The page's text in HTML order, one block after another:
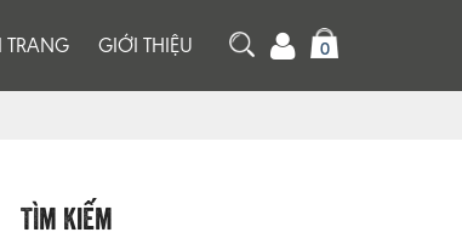
TRANG GIỚI THIỆU 0
Tìm Kiếm